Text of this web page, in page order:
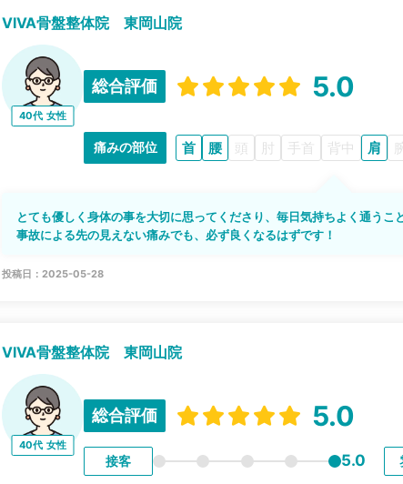
VIVA骨盤整体院 東岡山院
40代 女性
総合評価 5.0
痛みの部位 首 腰 頭 肘 手首 背中 肩
とても優しく身体の事を大切に思ってくださり、毎日気持ちよく通うこ
事故による先の見えない痛みでも、必ず良くなるはずです！
投稿日：2025-05-28
VIVA骨盤整体院 東岡山院
40代 女性
総合評価 5.0
接客 5.0